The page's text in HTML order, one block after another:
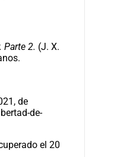
Parte 2. (J. X.
de
de-
el 20